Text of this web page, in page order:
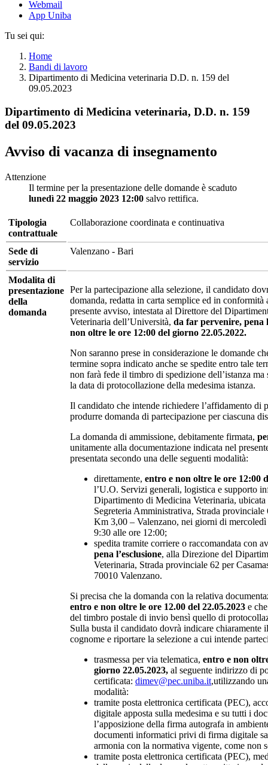
Webmail
App Uniba
Tu sei qui:
Home
Bandi di lavoro
Dipartimento di Medicina veterinaria D.D. n. 159 del
09.05.2023
Dipartimento di Medicina veterinaria, D.D. n. 159
del 09.05.2023
Avviso di vacanza di insegnamento
Attenzione
Il termine per la presentazione delle domande è scaduto
lunedì 22 maggio 2023 12:00 salvo rettifica.
Tipologia
contrattuale
Collaborazione coordinata e continuativa
Sede di
servizio
Valenzano - Bari
Modalita di
presentazione
della
domanda
Per la partecipazione alla selezione, il candidato
domanda, redatta in carta semplice ed in conformità
presente avviso, intestata al Direttore del
Veterinaria dell’Università, da far pervenire, pena
non oltre le ore 12:00 del giorno 22.05.2022.
Non saranno prese in considerazione le domande
termine sopra indicato anche se spedite entro tale
non farà fede il timbro di spedizione dell’istanza ma
la data di protocollazione della medesima istanza.
Il candidato che intende richiedere l’affidamento di
produrre domanda di partecipazione per ciascuna
La domanda di ammissione, debitamente firmata,
unitamente alla documentazione indicata nel
presentata secondo una delle seguenti modalità:
direttamente, entro e non oltre le ore 12:00
l’U.O. Servizi generali, logistica e supporto
Dipartimento di Medicina Veterinaria, ubicata
Segreteria Amministrativa, Strada provinciale
Km 3,00 – Valenzano, nei giorni di
9:30 alle ore 12:00;
spedita tramite corriere o raccomandata con
pena l’esclusione, alla Direzione del
Veterinaria, Strada provinciale 62 per
70010 Valenzano.
Si precisa che la domanda con la relativa
entro e non oltre le ore 12.00 del 22.05.2023 e
del timbro postale di invio bensì quello di
Sulla busta il candidato dovrà indicare chiaramente
cognome e riportare la selezione a cui intende
trasmessa per via telematica, entro e non
giorno 22.05.2023, al seguente indirizzo di
certificata: dimev@pec.uniba.it,utilizzando
modalità:
tramite posta elettronica certificata (PEC),
digitale apposta sulla medesima e su tutti i
l’apposizione della firma autografa in
documenti informatici privi di firma digitale
armonia con la normativa vigente, come non
tramite posta elettronica certificata (PEC),